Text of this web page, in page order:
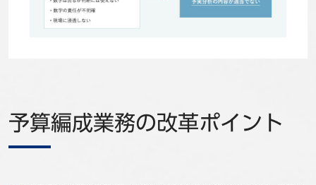
予算編成業務の改革ポイント